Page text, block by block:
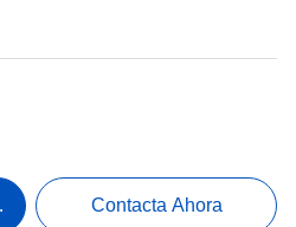
Contacta Ahora